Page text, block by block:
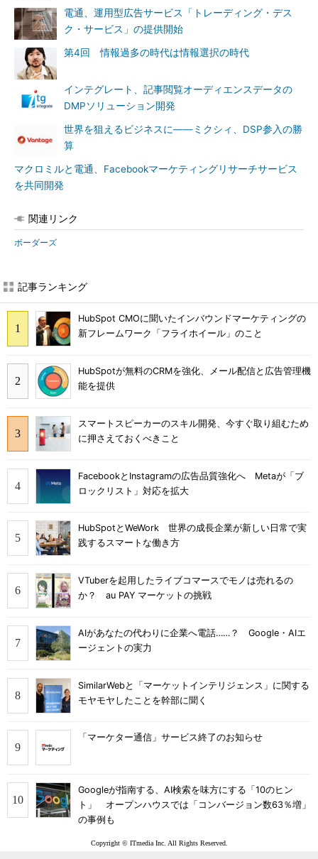
電通、運用型広告サービス「トレーディング・デス
ク・サービス」の提供開始
第4回 情報過多の時代は情報選択の時代
インテグレート、記事閲覧オーディエンスデータの
DMPソリューション開発
世界を狙えるビジネスに――ミクシィ、DSP参入の勝
算
マクロミルと電通、Facebookマーケティングリサーチサービス
を共同開発
関連リンク
ボーダーズ
記事ランキング
HubSpot CMOに聞いたインバウンドマーケティングの
新フレームワーク「フライホイール」のこと
HubSpotが無料のCRMを強化、メール配信と広告管理機
能を提供
スマートスピーカーのスキル開発、今すぐ取り組むため
に押さえておくべきこと
FacebookとInstagramの広告品質強化へ Metaが「ブ
ロックリスト」対応を拡大
HubSpotとWeWork 世界の成長企業が新しい日常で実
践するスマートな働き方
VTuberを起用したライブコマースでモノは売れるの
か？ au PAY マーケットの挑戦
AIがあなたの代わりに企業へ電話……？ Google・AIエ
ージェントの実力
SimilarWebと「マーケットインテリジェンス」に関する
モヤモヤしたことを幹部に聞く
「マーケター通信」サービス終了のお知らせ
Googleが指南する、AI検索を味方にする「10のヒン
ト」 オープンハウスでは「コンバージョン数63％増」
の事例も
Copyright © ITmedia Inc. All Rights Reserved.